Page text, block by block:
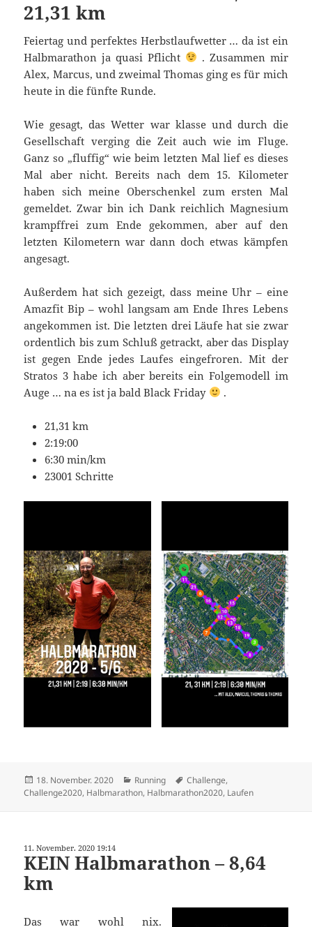
21,31 km
Feiertag und perfektes Herbstlaufwetter … da ist ein
Halbmarathon ja quasi Pflicht
. Zusammen mir
Alex, Marcus, und zweimal Thomas ging es für mich
heute in die fünfte Runde.
Wie gesagt, das Wetter war klasse und durch die
Gesellschaft verging die Zeit auch wie im Fluge.
Ganz so „fluffig“ wie beim letzten Mal lief es dieses
Mal aber nicht. Bereits nach dem 15. Kilometer
haben sich meine Oberschenkel zum ersten Mal
gemeldet. Zwar bin ich Dank reichlich Magnesium
krampffrei zum Ende gekommen, aber auf den
letzten Kilometern war dann doch etwas kämpfen
angesagt.
Außerdem hat sich gezeigt, dass meine Uhr – eine
Amazfit Bip – wohl langsam am Ende Ihres Lebens
angekommen ist. Die letzten drei Läufe hat sie zwar
ordentlich bis zum Schluß getrackt, aber das Display
ist gegen Ende jedes Laufes eingefroren. Mit der
Stratos 3 habe ich aber bereits ein Folgemodell im
Auge … na es ist ja bald Black Friday
.
21,31 km
2:19:00
6:30 min/km
23001 Schritte
Veröffentlicht
am
18. November. 2020 Kategorien
Running Schlagwörter
Challenge,
Challenge2020, Halbmarathon, Halbmarathon2020, Laufen
11. November. 2020 19:14
KEIN Halbmarathon – 8,64
km
Das war wohl nix.